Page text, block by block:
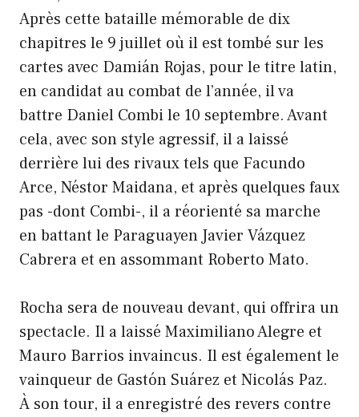
Après cette bataille mémorable de dix
chapitres le 9 juillet où il est tombé sur les
cartes avec Damián Rojas, pour le titre latin,
en candidat au combat de l’année, il va
battre Daniel Combi le 10 septembre. Avant
cela, avec son style agressif, il a laissé
derrière lui des rivaux tels que Facundo
Arce, Néstor Maidana, et après quelques faux
pas -dont Combi-, il a réorienté sa marche
en battant le Paraguayen Javier Vázquez
Cabrera et en assommant Roberto Mato.
Rocha sera de nouveau devant, qui offrira un
spectacle. Il a laissé Maximiliano Alegre et
Mauro Barrios invaincus. Il est également le
vainqueur de Gastón Suárez et Nicolás Paz.
À son tour, il a enregistré des revers contre